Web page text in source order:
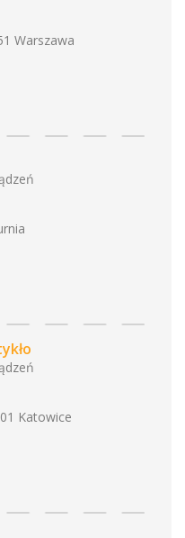
Warszawa
Katowice